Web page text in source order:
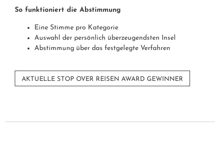
So funktioniert die Abstimmung
Eine Stimme pro Kategorie
Auswahl der persönlich überzeugendsten Insel
Abstimmung über das festgelegte Verfahren
AKTUELLE STOP OVER REISEN AWARD GEWINNER